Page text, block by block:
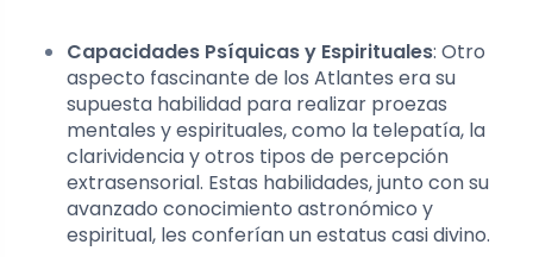
Capacidades Psíquicas y Espirituales: Otro
aspecto fascinante de los Atlantes era su
supuesta habilidad para realizar proezas
mentales y espirituales, como la telepatía, la
clarividencia y otros tipos de percepción
extrasensorial. Estas habilidades, junto con su
avanzado conocimiento astronómico y
espiritual, les conferían un estatus casi divino.